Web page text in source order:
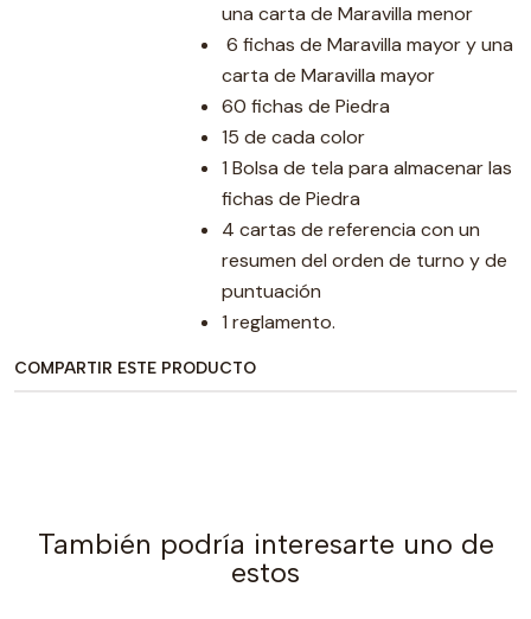
una carta de Maravilla menor
6 fichas de Maravilla mayor y una
carta de Maravilla mayor
60 fichas de Piedra
15 de cada color
1 Bolsa de tela para almacenar las
fichas de Piedra
4 cartas de referencia con un
resumen del orden de turno y de
puntuación
1 reglamento.
COMPARTIR ESTE PRODUCTO
También podría interesarte uno de
estos